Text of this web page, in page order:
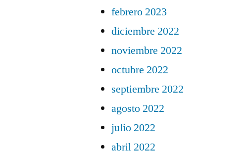
febrero 2023
diciembre 2022
noviembre 2022
octubre 2022
septiembre 2022
agosto 2022
julio 2022
abril 2022